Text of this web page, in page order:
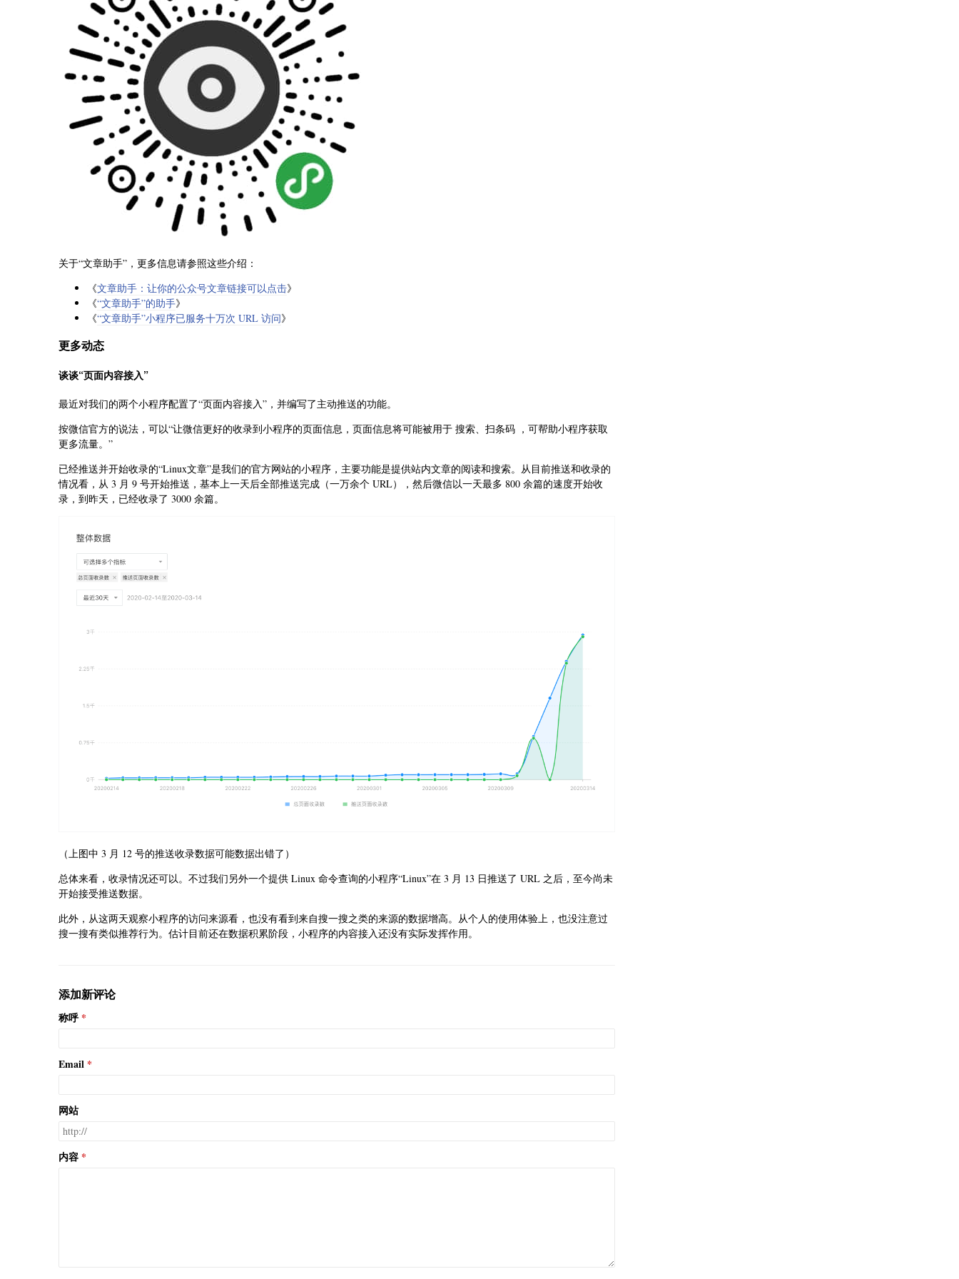
关于“文章助手”，更多信息请参照这些介绍：
《文章助手：让你的公众号文章链接可以点击》
《“文章助手”的助手》
《“文章助手”小程序已服务十万次 URL 访问》
更多动态
谈谈“页面内容接入”
最近对我们的两个小程序配置了“页面内容接入”，并编写了主动推送的功能。
按微信官方的说法，可以“让微信更好的收录到小程序的页面信息，页面信息将可能被用于 搜索、扫条码 ，可帮助小程序获取
更多流量。”
已经推送并开始收录的“Linux文章”是我们的官方网站的小程序，主要功能是提供站内文章的阅读和搜索。从目前推送和收录的
情况看，从 3 月 9 号开始推送，基本上一天后全部推送完成（一万余个 URL），然后微信以一天最多 800 余篇的速度开始收
录，到昨天，已经收录了 3000 余篇。
（上图中 3 月 12 号的推送收录数据可能数据出错了）
总体来看，收录情况还可以。不过我们另外一个提供 Linux 命令查询的小程序“Linux”在 3 月 13 日推送了 URL 之后，至今尚未
开始接受推送数据。
此外，从这两天观察小程序的访问来源看，也没有看到来自搜一搜之类的来源的数据增高。从个人的使用体验上，也没注意过
搜一搜有类似推荐行为。估计目前还在数据积累阶段，小程序的内容接入还没有实际发挥作用。
添加新评论
称呼
Email
网站
内容